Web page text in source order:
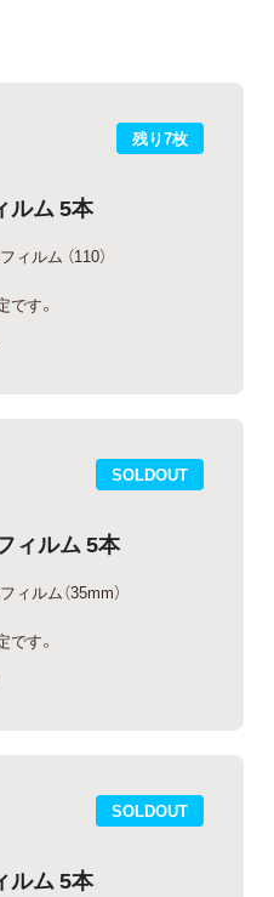
残り7枚
ルム 5本
ルム （110）
す。
SOLDOUT
ィルム 5本
ルム（35mm）
す。
SOLDOUT
ルム 5本